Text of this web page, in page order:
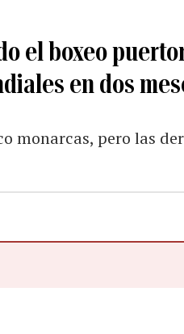
el boxeo
en dos
monarcas, pero las